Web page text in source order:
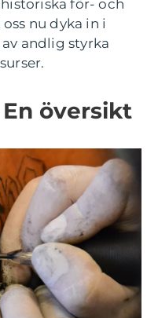
för- och
nu dyka in i
andlig styrka
översikt